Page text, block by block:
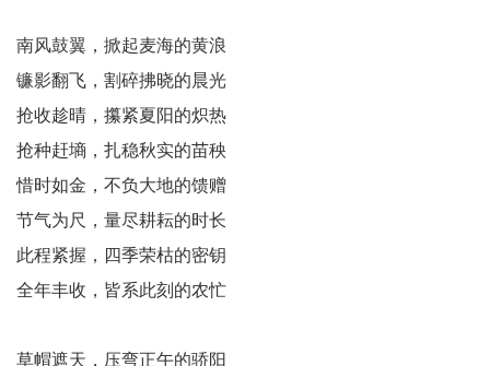
事
神
州
播
南风鼓翼，掀起麦海的黄浪
镰影翻飞，割碎拂晓的晨光
抢收趁晴，攥紧夏阳的炽热
抢种赶墒，扎稳秋实的苗秧
惜时如金，不负大地的馈赠
节气为尺，量尽耕耘的时长
此程紧握，四季荣枯的密钥
全年丰收，皆系此刻的农忙
草帽遮天，压弯正午的骄阳